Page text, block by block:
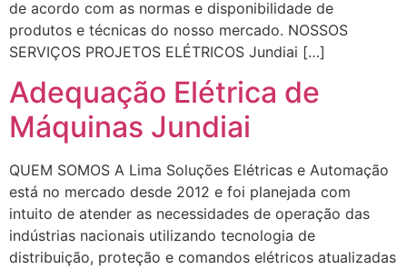
de acordo com as normas e disponibilidade de
produtos e técnicas do nosso mercado. NOSSOS
SERVIÇOS PROJETOS ELÉTRICOS Jundiai […]
Adequação Elétrica de
Máquinas Jundiai
QUEM SOMOS A Lima Soluções Elétricas e Automação
está no mercado desde 2012 e foi planejada com
intuito de atender as necessidades de operação das
indústrias nacionais utilizando tecnologia de
distribuição, proteção e comandos elétricos atualizadas